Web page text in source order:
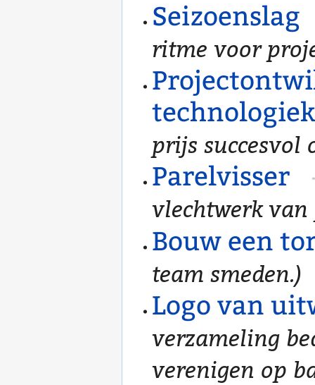
Seizoenslag
ritme voor
prijs succesvol
Parelvisser
vlechtwerk van
Bouw een
team smeden.)
Logo van
verzameling
verenigen op